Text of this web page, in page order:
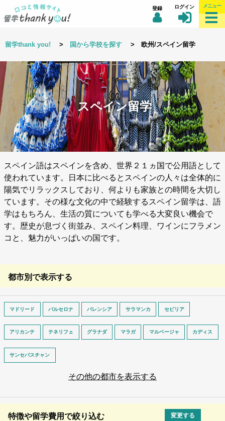
登録 ログイン メニュー
留学thank you! > 国から学校を探す > 欧州/スペイン留学
スペイン留学
スペイン語はスペインを含め、世界２１ヵ国で公用語として
使われています。日本に比べるとスペインの人々は全体的に
陽気でリラックスしており、何よりも家族との時間を大切し
ています。その様な文化の中で経験するスペイン留学は、語
学はもちろん、生活の質についても学べる大変良い機会で
す。歴史が息づく街並み、スペイン料理、ワインにフラメン
コと、魅力がいっぱいの国です。
都市別で表示する
マドリード バルセロナ バレンシア サラマンカ セビリア
アリカンテ テネリフェ グラナダ マラガ マルベージャ カディス
サンセバスチャン
その他の都市を表示する
特徴や留学費用で絞り込む 変更する